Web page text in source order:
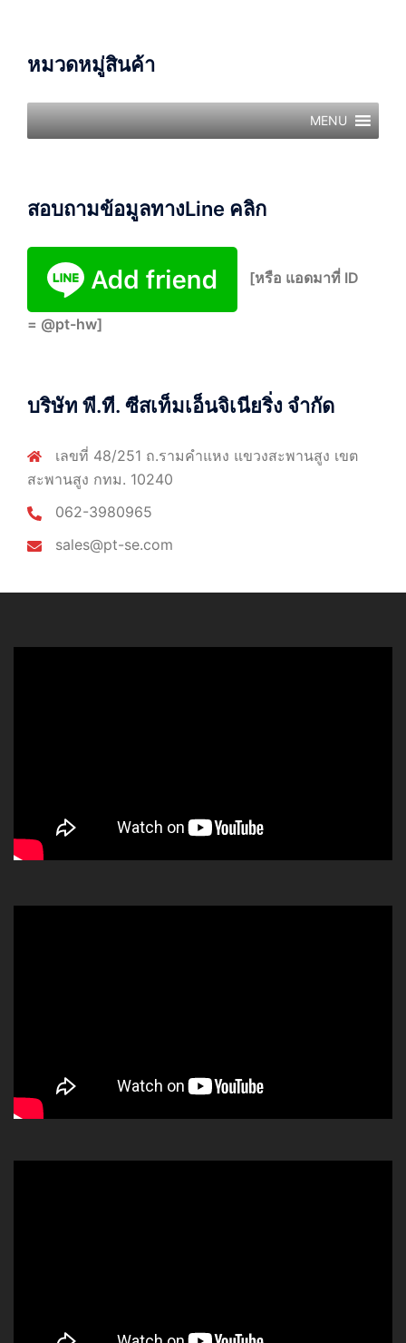
หมวดหมู่สินค้า
MENU
สอบถามข้อมูลทางLine คลิก
[หรือ แอดมาที่ ID
= @pt-hw]
บริษัท พี.ที. ซีสเท็มเอ็นจิเนียริ่ง จำกัด
เลขที่ 48/251 ถ.รามคำแหง แขวงสะพานสูง เขต
สะพานสูง กทม. 10240
062-3980965
sales@pt-se.com